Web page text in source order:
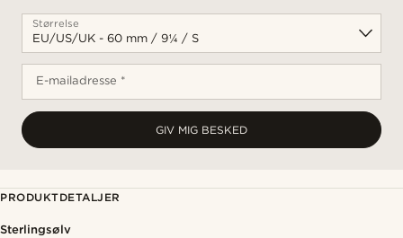
Størrelse
E-mailadresse *
GIV MIG BESKED
PRODUKTDETALJER
Sterlingsølv